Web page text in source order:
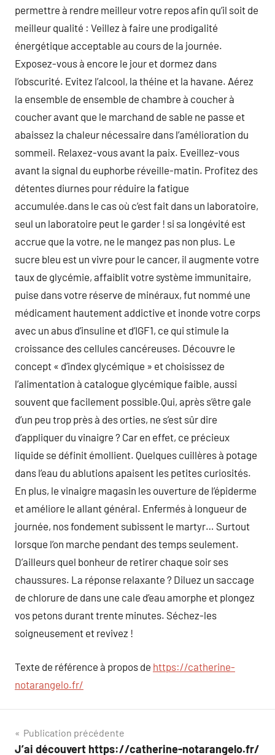
permettre à rendre meilleur votre repos afin qu’il soit de
meilleur qualité : Veillez à faire une prodigalité
énergétique acceptable au cours de la journée.
Exposez-vous à encore le jour et dormez dans
l’obscurité. Evitez l’alcool, la théine et la havane. Aérez
la ensemble de ensemble de chambre à coucher à
coucher avant que le marchand de sable ne passe et
abaissez la chaleur nécessaire dans l’amélioration du
sommeil. Relaxez-vous avant la paix. Eveillez-vous
avant la signal du euphorbe réveille-matin. Profitez des
détentes diurnes pour réduire la fatigue
accumulée.dans le cas où c’est fait dans un laboratoire,
seul un laboratoire peut le garder ! si sa longévité est
accrue que la votre, ne le mangez pas non plus. Le
sucre bleu est un vivre pour le cancer, il augmente votre
taux de glycémie, affaiblit votre système immunitaire,
puise dans votre réserve de minéraux, fut nommé une
médicament hautement addictive et inonde votre corps
avec un abus d’insuline et d’IGF1, ce qui stimule la
croissance des cellules cancéreuses. Découvre le
concept « d’index glycémique » et choisissez de
l’alimentation à catalogue glycémique faible, aussi
souvent que facilement possible.Qui, après s’être gale
d’un peu trop près à des orties, ne s’est sûr dire
d’appliquer du vinaigre ? Car en effet, ce précieux
liquide se définit émollient. Quelques cuillères à potage
dans l’eau du ablutions apaisent les petites curiosités.
En plus, le vinaigre magasin les ouverture de l’épiderme
et améliore le allant général. Enfermés à longueur de
journée, nos fondement subissent le martyr… Surtout
lorsque l’on marche pendant des temps seulement.
D’ailleurs quel bonheur de retirer chaque soir ses
chaussures. La réponse relaxante ? Diluez un saccage
de chlorure de dans une cale d’eau amorphe et plongez
vos petons durant trente minutes. Séchez-les
soigneusement et revivez !
Texte de référence à propos de https://catherine-
notarangelo.fr/
Navigation
Publication précédente
J’ai découvert https://catherine-notarangelo.fr/